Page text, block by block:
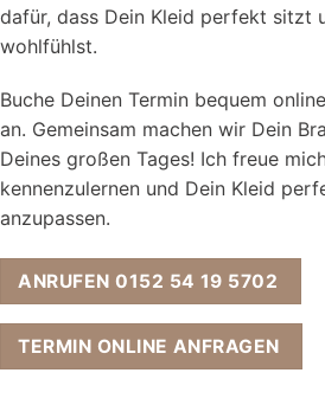
dafür, dass Dein Kleid perfekt sitzt
wohlfühlst.
Buche Deinen Termin bequem
an. Gemeinsam machen wir Dein
Deines großen Tages! Ich freue
kennenzulernen und Dein Kleid
anzupassen.
ANRUFEN 0152 54 19 5702
TERMIN ONLINE ANFRAGEN